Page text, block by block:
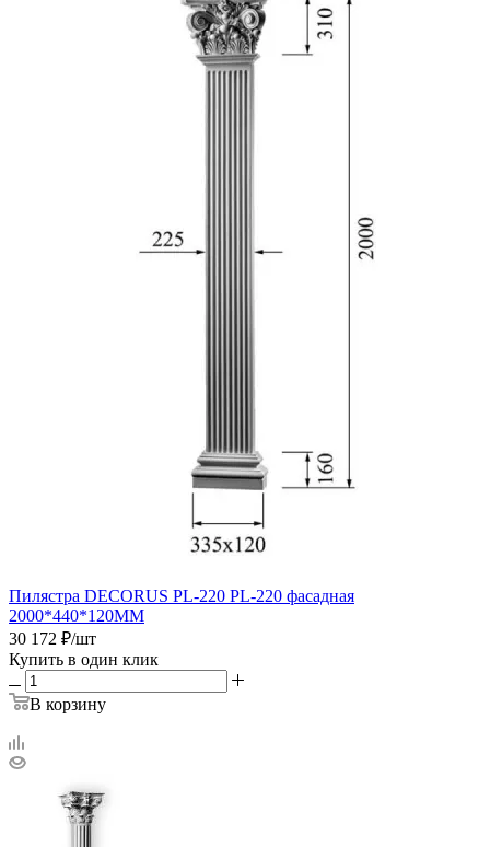
Пилястра DECORUS PL-220 PL-220 фасадная
2000*440*120ММ
30 172 ₽/шт
Купить в один клик
В корзину